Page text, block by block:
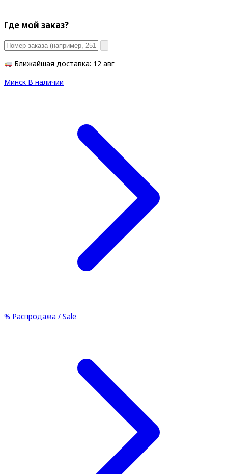
Где мой заказ?
Ближайшая доставка: 12 авг
Минск В наличии
% Распродажа / Sale